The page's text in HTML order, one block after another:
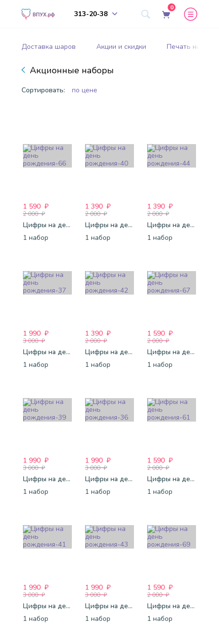
313-20-38
0
Доставка шаров Акции и скидки Печать на
Акционные наборы
Сортировать: по цене
1 590 ₽
2 000 ₽
Цифры на день рождения-66
1 набор
1 390 ₽
2 000 ₽
Цифры на день рождения-40
1 набор
1 390 ₽
2 000 ₽
Цифры на день рождения-44
1 набор
1 990 ₽
3 000 ₽
Цифры на день рождения-37
1 набор
1 390 ₽
2 000 ₽
Цифры на день рождения-42
1 набор
1 590 ₽
2 000 ₽
Цифры на день рождения-67
1 набор
1 990 ₽
3 000 ₽
Цифры на день рождения-39
1 набор
1 990 ₽
3 000 ₽
Цифры на день рождения-36
1 набор
1 590 ₽
2 000 ₽
Цифры на день рождения-61
1 набор
1 990 ₽
3 000 ₽
Цифры на день рождения-41
1 набор
1 990 ₽
3 000 ₽
Цифры на день рождения-43
1 набор
1 590 ₽
2 000 ₽
Цифры на день рождения-69
1 набор